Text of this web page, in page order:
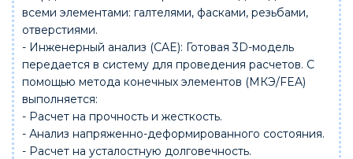
всеми элементами: галтелями, фасками, резьбами,
отверстиями.
- Инженерный анализ (CAE): Готовая 3D-модель
передается в систему для проведения расчетов. С
помощью метода конечных элементов (МКЭ/FEA)
выполняется:
- Расчет на прочность и жесткость.
- Анализ напряженно-деформированного состояния.
- Расчет на усталостную долговечность.